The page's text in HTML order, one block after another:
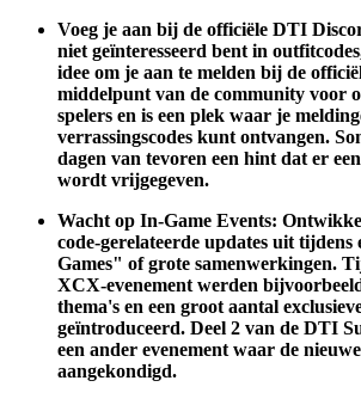
Voeg je aan bij de officiële DTI
niet geïnteresseerd bent in
idee om je aan te melden bij de
middelpunt van de community voor
spelers en is een plek waar je
verrassingscodes kunt ontvangen.
dagen van tevoren een hint dat er
wordt vrijgegeven.
Wacht op In-Game Events:
code-gerelateerde updates uit tijdens
Games" of grote samenwerkingen.
XCX-evenement werden
thema's en een groot aantal
geïntroduceerd. Deel 2 van de DTI
een ander evenement waar de
aangekondigd.